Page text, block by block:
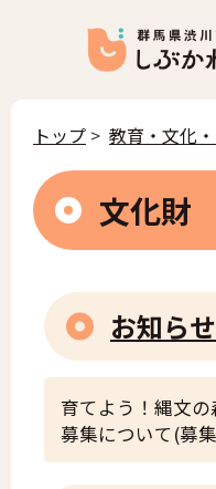
トップ > 教育・文化
文化財
お知らせ
育てよう！縄文
募集について(募